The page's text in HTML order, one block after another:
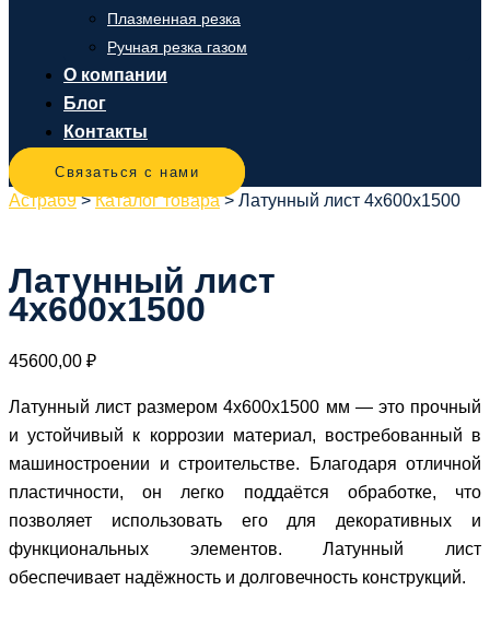
Плазменная резка
Ручная резка газом
О компании
Блог
Контакты
Связаться с нами
Астра69>Каталог товара> Латунный лист 4х600х1500
Латунный лист
4х600х1500
45600,00 ₽
Латунный лист размером 4х600х1500 мм — это прочный
и устойчивый к коррозии материал, востребованный в
машиностроении и строительстве. Благодаря отличной
пластичности, он легко поддаётся обработке, что
позволяет использовать его для декоративных и
функциональных элементов. Латунный лист
обеспечивает надёжность и долговечность конструкций.